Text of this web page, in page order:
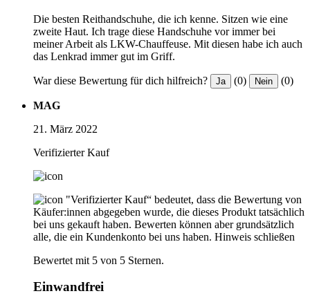
Die besten Reithandschuhe, die ich kenne. Sitzen wie eine
zweite Haut. Ich trage diese Handschuhe vor immer bei
meiner Arbeit als LKW-Chauffeuse. Mit diesen habe ich auch
das Lenkrad immer gut im Griff.
War diese Bewertung für dich hilfreich? Ja (0) Nein (0)
MAG
21. März 2022
Verifizierter Kauf
"Verifizierter Kauf“ bedeutet, dass die Bewertung von
Käufer:innen abgegeben wurde, die dieses Produkt tatsächlich
bei uns gekauft haben. Bewerten können aber grundsätzlich
alle, die ein Kundenkonto bei uns haben. Hinweis schließen
Bewertet mit 5 von 5 Sternen.
Einwandfrei